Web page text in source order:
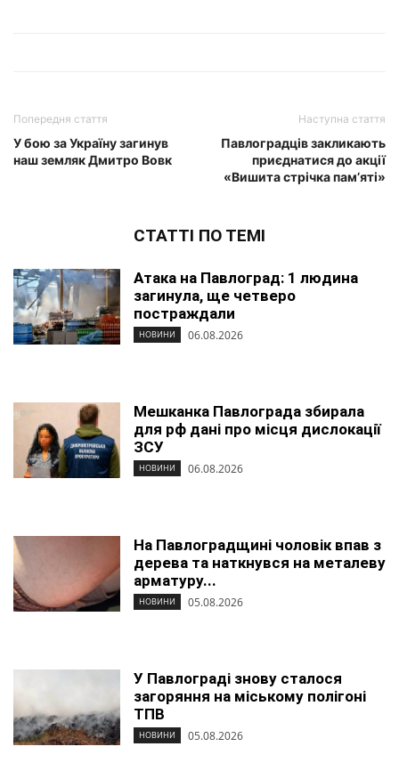
Попередня стаття
У бою за Україну загинув
наш земляк Дмитро Вовк
Наступна стаття
Павлоградців закликають
приєднатися до акції
«Вишита стрічка пам’яті»
СТАТТІ ПО ТЕМІ
Атака на Павлоград: 1 людина
загинула, ще четверо
постраждали
НОВИНИ 06.08.2026
Мешканка Павлограда збирала
для рф дані про місця дислокації
ЗСУ
НОВИНИ 06.08.2026
На Павлоградщині чоловік впав з
дерева та наткнувся на металеву
арматуру...
НОВИНИ 05.08.2026
У Павлограді знову сталося
загоряння на міському полігоні
ТПВ
НОВИНИ 05.08.2026